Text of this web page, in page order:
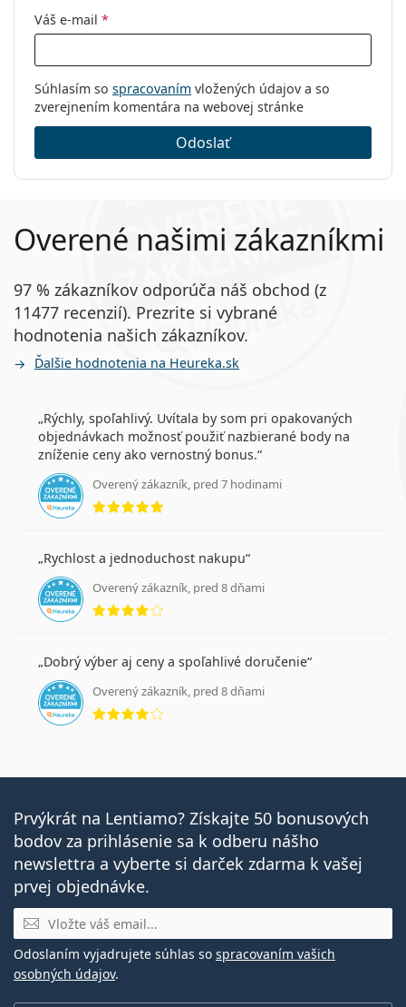
Váš e-mail *
Súhlasím so spracovaním vložených údajov a so
zverejnením komentára na webovej stránke
Odoslať
Overené našimi zákazníkmi
97 % zákazníkov odporúča náš obchod (z
11477 recenzií). Prezrite si vybrané
hodnotenia našich zákazníkov.
Ďalšie hodnotenia na Heureka.sk
Rýchly, spoľahlivý. Uvítala by som pri opakovaných
objednávkach možnosť použiť nazbierané body na
zníženie ceny ako vernostný bonus.
Overený zákazník, pred 7 hodinami
hodnotenie 5 z 5
Rychlost a jednoduchost nakupu
Overený zákazník, pred 8 dňami
hodnotenie 4 z 5
Dobrý výber aj ceny a spoľahlivé doručenie
Overený zákazník, pred 8 dňami
hodnotenie 4 z 5
Prvýkrát na Lentiamo? Získajte 50 bonusových
bodov za prihlásenie sa k odberu nášho
newslettra a vyberte si darček zdarma k vašej
prvej objednávke.
E-mail
Odoslaním vyjadrujete súhlas so spracovaním vašich
osobných údajov.